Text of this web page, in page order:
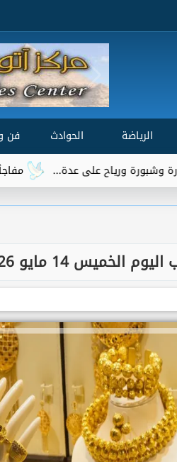
الرياضة الحوادث فن
مفاجأة عن فاتورة